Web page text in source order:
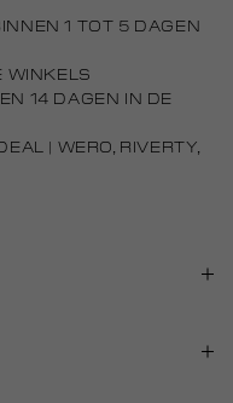
1 TOT 5 DAGEN
WINKELS
14 DAGEN IN DE
| WERO, RIVERTY,